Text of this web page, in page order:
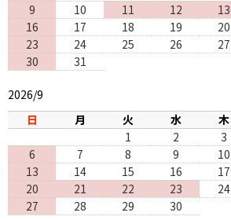
9
10 11 12 13
16
17 18 19 20
23
24 25 26 27
30
31
2026/9
日
月 火 水 木
1
2 3
6
7 8 9 10
13
14 15 16 17
20
21 22 23 24
27
28 29 30